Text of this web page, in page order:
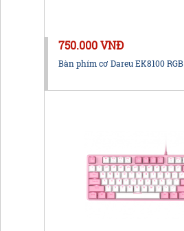
750.000 VNĐ
Bàn phím cơ Dareu EK8100 RGB